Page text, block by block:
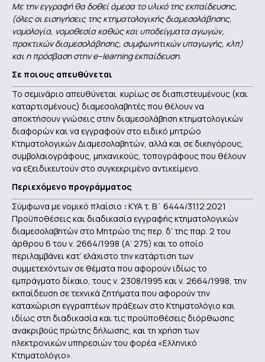
Με την εγγραφή θα δοθεί άμεσα το υλικό της εκπαίδευσης,
(όλες οι εισηγήσεις της κτηματολογικής διαμεσολάβησης,
νομολογία, νομοθεσία καθώς και υποδείγματα αγωγών,
πρακτικών διαμεσολάβησης, συμφωνητικών υπαγωγής, κλπ)
και η πρόσβαση στηνe–learningεκπαίδευση.
Σε ποιους απευθύνεται
Το σεμινάριο απευθύνεται κυρίως σε διαπιστευμένους (και
καταρτισμένους) διαμεσολαβητές που θέλουν να
αποκτήσουν γνώσεις στην διαμεσολάβηση κτηματολογικών
διαφορών και να εγγραφούν στο ειδικό μητρώο
Κτηματολογικών Διαμεσολαβητών, αλλά και σε δικηγόρους,
συμβολαιογράφους, μηχανικούς, τοπογράφους που θέλουν
να εξειδικευτούν στο συγκεκριμένο αντικείμενο.
Περιεχόμενο προγράμματος
Σύμφωνα με νομικό πλαίσιο : ΚΥΑ τ. Β΄ 6444/31.12.2021
Προϋποθέσεις και διαδικασία εγγραφής κτηματολογικών
διαμεσολαβητών στο Μητρώο της περ. δ’ της παρ. 2 του
άρθρου 6 του ν. 2664/1998 (Α’ 275) και το οποίο
περιλαμβάνει κατ’ ελάχιστο την κατάρτιση των
συμμετεχόντων σε θέματα που αφορούν ιδίως το
εμπράγματο δίκαιο, τους ν. 2308/1995 και ν. 2664/1998, την
εκπαίδευση σε τεχνικά ζητήματα που αφορούν την
καταχώριση εγγραπτέων πράξεων στο Κτηματολόγιο και
ιδίως στη διαδικασία και τις προϋποθέσεις διόρθωσης
ανακριβούς πρώτης δήλωσης, και τη χρήση των
ηλεκτρονικών υπηρεσιών του φορέα «Ελληνικό
Κτηματολόγιο».